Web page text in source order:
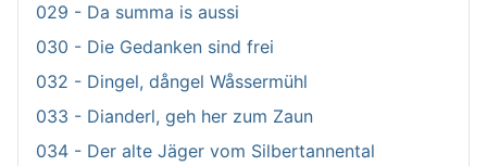
029 - Da summa is aussi
030 - Die Gedanken sind frei
032 - Dingel, dångel Wåssermühl
033 - Dianderl, geh her zum Zaun
034 - Der alte Jäger vom Silbertannental